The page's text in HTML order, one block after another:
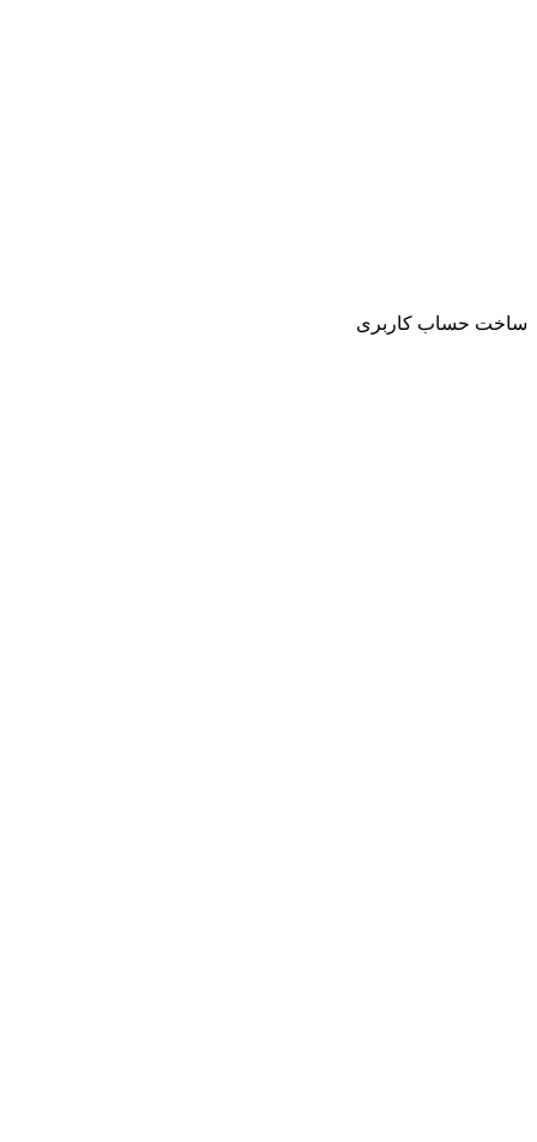
ساخت حساب کاربری